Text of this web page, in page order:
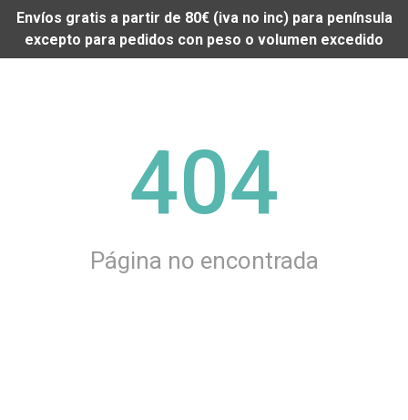
Envíos gratis a partir de 80€ (iva no inc) para península
excepto para pedidos con peso o volumen excedido
404
Página no encontrada